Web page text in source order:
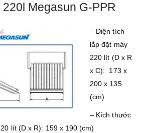
Megasun G-PPR
– Diện tích
lắp đặt máy
220 lít (D x R
x C): 173 x
200 x 135
(cm)
– Kích thước
lít (D x R): 159 x 190 (cm)